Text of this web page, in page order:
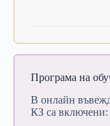
Програма на
В онлайн
КЗ са включени: